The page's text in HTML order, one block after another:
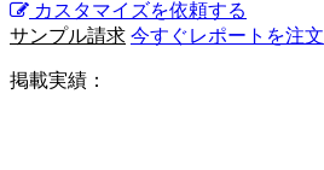
カスタマイズを依頼する
サンプル請求 今すぐレポートを注文
掲載実績：